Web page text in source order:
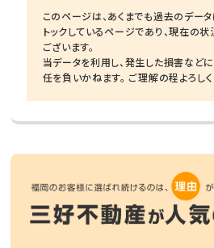
このページは、あくまでも過去のデー
トックしているページであり、現在の
ございます。
当データを利用し、発生した損害など
任を負いかねます。 ご理解の程よろしく